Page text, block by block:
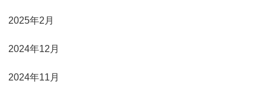
2025年2月
2024年12月
2024年11月